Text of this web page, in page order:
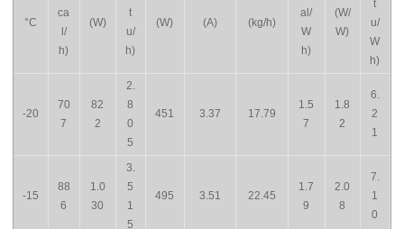
°C
ca
l/
h)
(W)
t
u/
h)
(W) (A) (kg/h)
al/
W
h)
(W/
W)
t
u/
W
h)
-20
70
7
82
2
2.
8
0
5
451 3.37 17.79
1.5
7
1.8
2
6.
2
1
-15
88
6
1.0
30
3.
5
1
5
495 3.51 22.45
1.7
9
2.0
8
7.
1
0